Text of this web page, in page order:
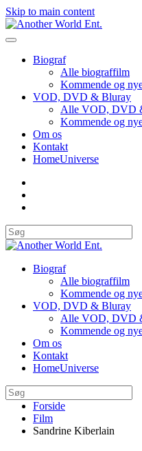
Skip to main content
Biograf
Alle biograffilm
Kommende og
VOD, DVD & Bluray
Alle VOD, DVD
Kommende og
Om os
Kontakt
HomeUniverse
Biograf
Alle biograffilm
Kommende og
VOD, DVD & Bluray
Alle VOD, DVD
Kommende og
Om os
Kontakt
HomeUniverse
Forside
Film
Sandrine Kiberlain